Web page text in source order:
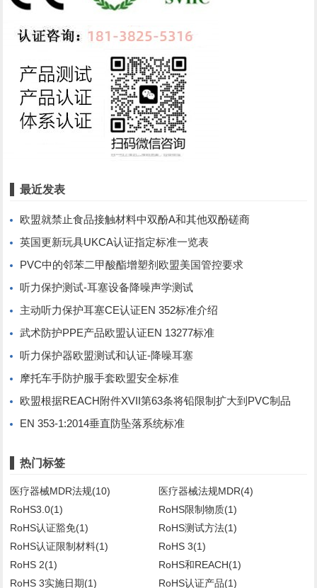
最近发表
欧盟就禁止食品接触材料中双酚A和其他双酚磋商
英国更新玩具UKCA认证指定标准一览表
PVC中的邻苯二甲酸酯增塑剂欧盟美国管控要求
听力保护测试-耳塞设备降噪声学测试
主动听力保护耳塞CE认证EN 352标准介绍
武术防护PPE产品欧盟认证EN 13277标准
听力保护器欧盟测试和认证-降噪耳塞
摩托车手防护服手套欧盟安全标准
欧盟根据REACH附件XVII第63条将铅限制扩大到PVC制品
EN 353-1:2014垂直防坠落系统标准
热门标签
医疗器械MDR法规(10)
医疗器械法规MDR(4)
RoHS3.0(1)
RoHS限制物质(1)
RoHS认证豁免(1)
RoHS测试方法(1)
RoHS认证限制材料(1)
RoHS 3(1)
RoHS 2(1)
RoHS和REACH(1)
RoHS 3实施日期(1)
RoHS认证产品(1)